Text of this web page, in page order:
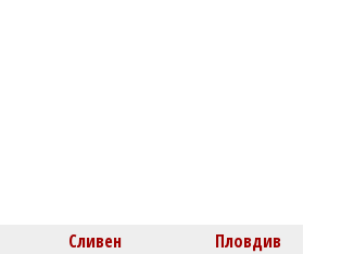
Сливен Пловдив